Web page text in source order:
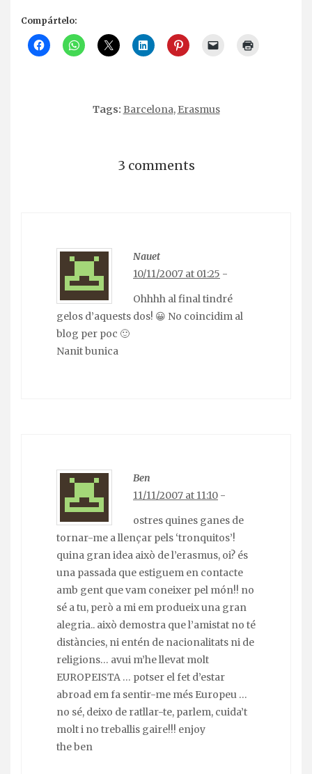
Compártelo:
Tags: Barcelona, Erasmus
3 comments
Nauet
10/11/2007 at 01:25 -
Ohhhh al final tindré
gelos d’aquests dos! 😀 No coincidim al
blog per poc 🙂
Nanit bunica
Ben
11/11/2007 at 11:10 -
ostres quines ganes de
tornar-me a llençar pels ‘tronquitos’!
quina gran idea això de l’erasmus, oi? és
una passada que estiguem en contacte
amb gent que vam coneixer pel món!! no
sé a tu, però a mi em produeix una gran
alegria.. això demostra que l’amistat no té
distàncies, ni entén de nacionalitats ni de
religions… avui m’he llevat molt
EUROPEISTA … potser el fet d’estar
abroad em fa sentir-me més Europeu …
no sé, deixo de ratllar-te, parlem, cuida’t
molt i no treballis gaire!!! enjoy
the ben